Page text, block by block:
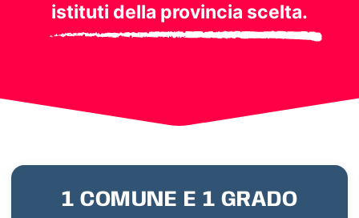
istituti della provincia scelta.
1 COMUNE E 1 GRADO